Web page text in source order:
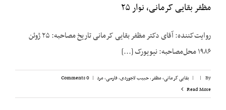
مظفر بقایی کرمانی، نوار ۲۵
روایت‌کننده: آقای دکتر مظفر بقایی کرمانی تاریخ مصاحبه: ۲۵ ژوئن
۱۹۸۶ محل‌مصاحبه: نیویورک [...]
By
|
| بقایی کرمانی، مظفر,حبیب لاجوردی,فارسی,مرد |
0 Comments
Read More